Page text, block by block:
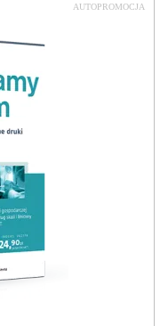
AUTOPROMOCJA